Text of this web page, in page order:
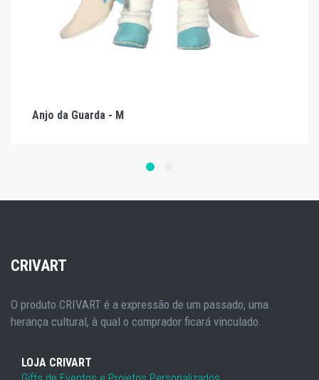
Anjo da Guarda - M
CRIVART
O produto CRIVART é a expressão de um passado, uma
herança cultural, à qual o comprador ficará vinculado.
LOJA CRIVART